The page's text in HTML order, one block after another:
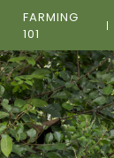
FARMING
101